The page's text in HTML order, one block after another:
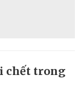
chết trong